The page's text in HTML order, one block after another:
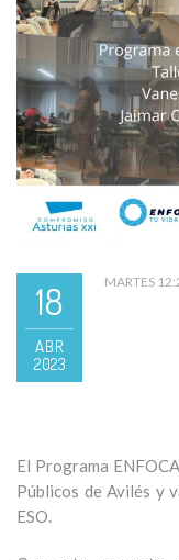
18
ABR
2023
MARTES
El Programa
Públicos de Avilés y
ESO.